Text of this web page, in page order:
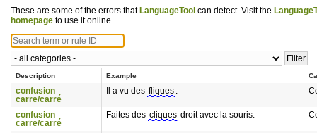
These are some of the errors that LanguageTool can detect. Visit the
homepage to use it online.
Description Example
confusion
carre/carré
Il a vu des fliques .
confusion
carre/carré
Faites des cliques droit avec la souris.